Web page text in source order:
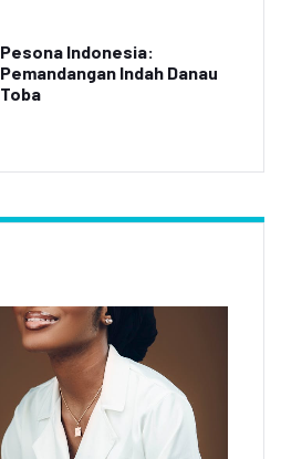
Pesona Indonesia:
Pemandangan Indah Danau
Toba